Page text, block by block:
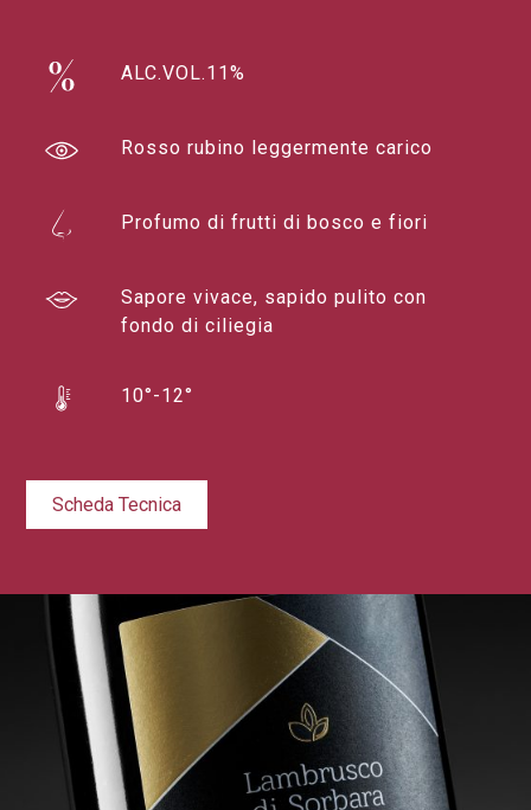
ALC.VOL.11%
Rosso rubino leggermente carico
Profumo di frutti di bosco e fiori
Sapore vivace, sapido pulito con
fondo di ciliegia
10°-12°
Scheda Tecnica